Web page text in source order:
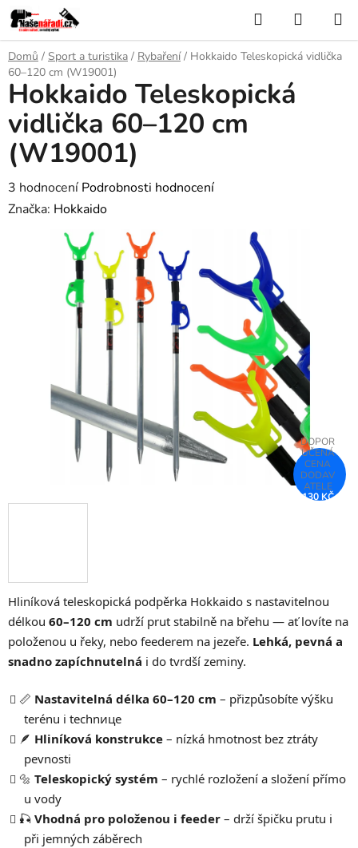
Přejít
na
obsah
Hledat
KOŠÍK
Domů / Sport a turistika / Rybaření / Hokkaido Teleskopická vidlička
60–120 cm (W19001)
Hliníková teleskopická podpěrka Hokkaido s nastavitelnou
délkou 60–120 cm udrží prut stabilně na břehu — ať lovíte na
položenou u řeky, nebo feederem na jezeře. Lehká, pevná a
snadno zapíchnutelná i do tvrdší zeminy.
📏 Nastavitelná délka 60–120 cm – přizpůsobíte výšku
terénu i technице
🪶 Hliníková konstrukce – nízká hmotnost bez ztráty
pevnosti
🔩 Teleskopický systém – rychlé rozložení a složení přímo
u vody
🎣 Vhodná pro položenou i feeder – drží špičku prutu i
při jemných záběrech
Hokkaido Teleskopická
vidlička 60–120 cm
(W19001)
Průměrné
hodnocení
3 hodnocení Podrobnosti hodnocení
Značka: Hokkaido
130 KČ